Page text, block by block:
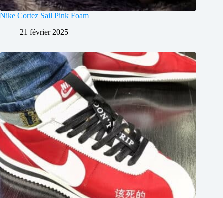
Nike Cortez Sail Pink Foam
21 février 2025